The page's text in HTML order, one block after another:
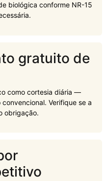
biológica conforme NR-15
gratuito de
como cortesia diária —
Verifique se a
obrigação.